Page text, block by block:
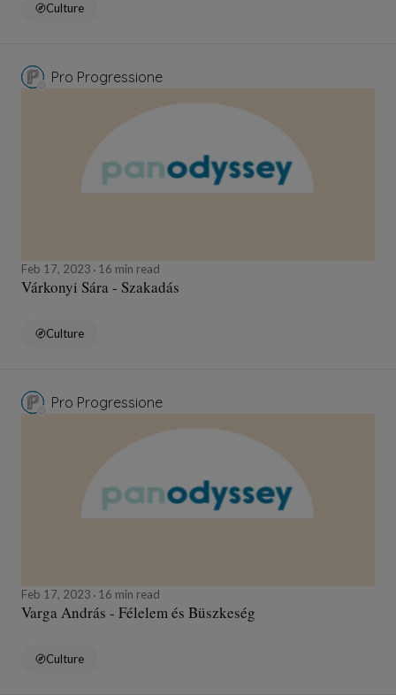
Culture
Pro Progressione
Feb 17, 2023 16 min read
Várkonyi Sára - Szakadás
Culture
Pro Progressione
Feb 17, 2023 16 min read
Varga András - Félelem és Büszkeség
Culture